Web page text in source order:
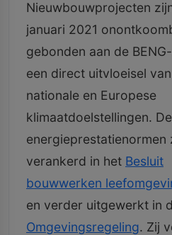
Nieuwbouwprojecten
januari 2021
gebonden aan de
een direct uitvloeisel van
nationale en Europese
klimaatdoelstellingen.
energieprestatienormen
verankerd in het Besluit
bouwwerken
en verder uitgewerkt in
Omgevingsregeling. Zij